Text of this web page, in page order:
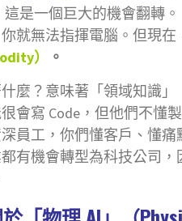
這是一個巨大的機會翻轉
就無法指揮電腦。但現在
）
。
麼？意味著「領域知識」
會寫 Code，但他們不懂
員工，你們懂客戶、懂
有機會轉型為科技公司